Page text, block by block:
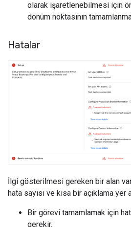
olarak işaretlenebilmesi için
dönüm noktasının
Hatalar
İlgi gösterilmesi gereken bir alan
hata sayısı ve kısa bir açıklama yer
Bir görevi tamamlamak için
gerekir.